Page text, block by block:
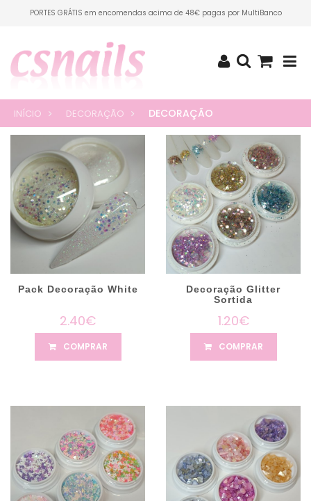
PORTES GRÁTIS em encomendas acima de 48€ pagas por MultiBanco
INÍCIO DECORAÇÃO DECORAÇÃO
Pack Decoração White
2.40€
COMPRAR
Decoração Glitter
Sortida
1.20€
COMPRAR